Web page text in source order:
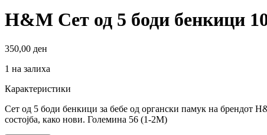
H&M Сет од 5 боди бенкици
350,00 ден
1 на залиха
Карактеристики
Сет од 5 боди бенкици за бебе од органски памук на брендот
состојба, како нови. Големина 56 (1-2М)